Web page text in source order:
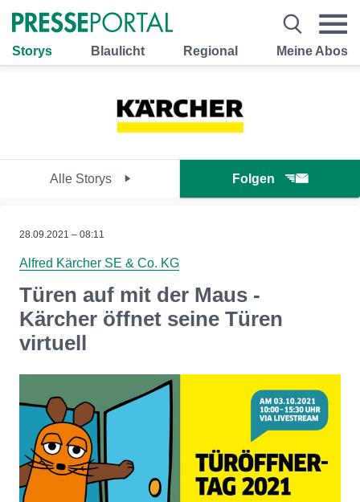
Storys Blaulicht Regional Meine Abos
Alle Storys Folgen
28.09.2021 – 08:11
Alfred Kärcher SE & Co. KG
Türen auf mit der Maus -
Kärcher öffnet seine Türen
virtuell